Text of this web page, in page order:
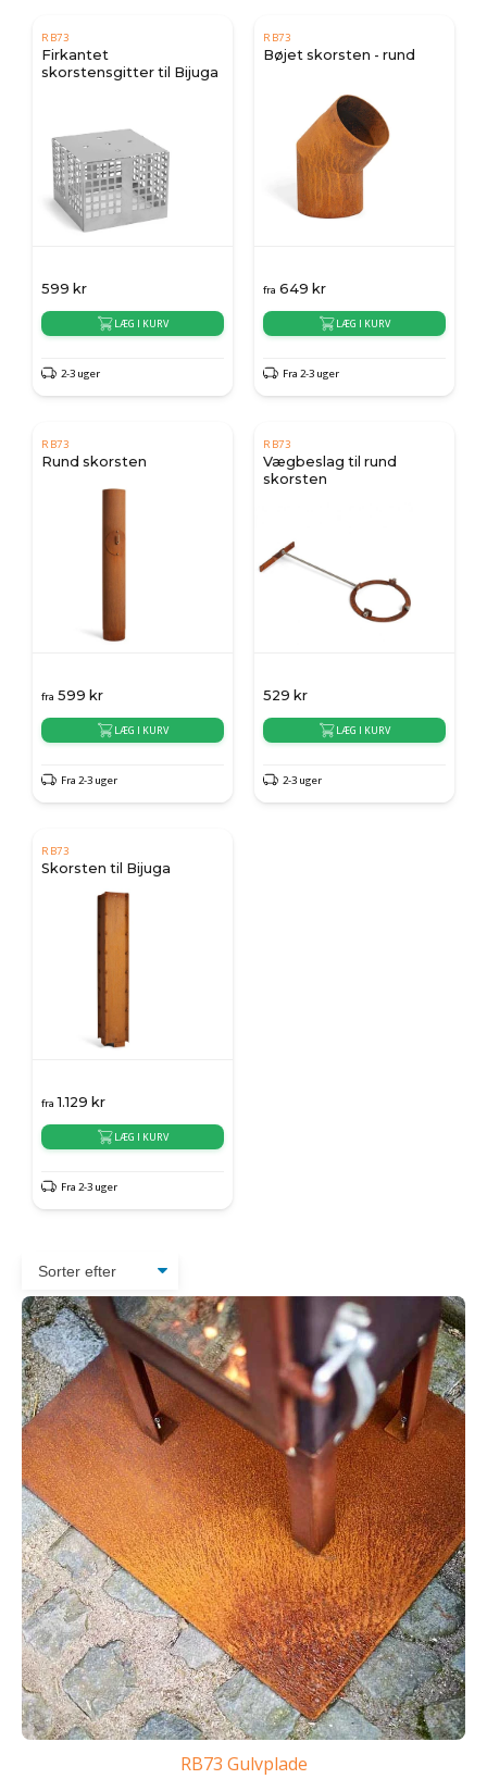
RB73
Firkantet
skorstensgitter til Bijuga
599 kr
LÆG I KURV
2-3 uger
RB73
Bøjet skorsten - rund
fra 649 kr
LÆG I KURV
Fra 2-3 uger
RB73
Rund skorsten
fra 599 kr
LÆG I KURV
Fra 2-3 uger
RB73
Vægbeslag til rund
skorsten
529 kr
LÆG I KURV
2-3 uger
RB73
Skorsten til Bijuga
fra 1.129 kr
LÆG I KURV
Fra 2-3 uger
RB73 Gulvplade